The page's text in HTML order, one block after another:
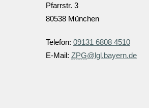
Pfarrstr. 3
80538 München
Telefon: 09131 6808 4510
E-Mail: ZPG@lgl.bayern.de